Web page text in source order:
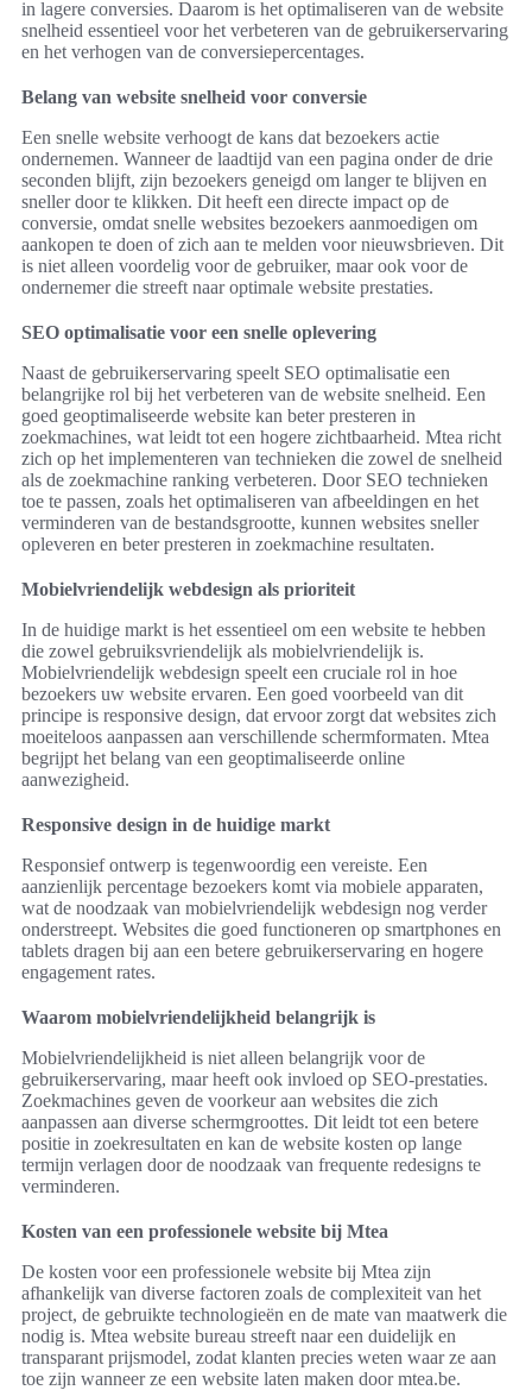
in lagere conversies. Daarom is het optimaliseren van de website
snelheid essentieel voor het verbeteren van de gebruikerservaring
en het verhogen van de conversiepercentages.
Belang van website snelheid voor conversie
Een snelle website verhoogt de kans dat bezoekers actie
ondernemen. Wanneer de laadtijd van een pagina onder de drie
seconden blijft, zijn bezoekers geneigd om langer te blijven en
sneller door te klikken. Dit heeft een directe impact op de
conversie, omdat snelle websites bezoekers aanmoedigen om
aankopen te doen of zich aan te melden voor nieuwsbrieven. Dit
is niet alleen voordelig voor de gebruiker, maar ook voor de
ondernemer die streeft naar optimale website prestaties.
SEO optimalisatie voor een snelle oplevering
Naast de gebruikerservaring speelt SEO optimalisatie een
belangrijke rol bij het verbeteren van de website snelheid. Een
goed geoptimaliseerde website kan beter presteren in
zoekmachines, wat leidt tot een hogere zichtbaarheid. Mtea richt
zich op het implementeren van technieken die zowel de snelheid
als de zoekmachine ranking verbeteren. Door SEO technieken
toe te passen, zoals het optimaliseren van afbeeldingen en het
verminderen van de bestandsgrootte, kunnen websites sneller
opleveren en beter presteren in zoekmachine resultaten.
Mobielvriendelijk webdesign als prioriteit
In de huidige markt is het essentieel om een website te hebben
die zowel gebruiksvriendelijk als mobielvriendelijk is.
Mobielvriendelijk webdesign speelt een cruciale rol in hoe
bezoekers uw website ervaren. Een goed voorbeeld van dit
principe is responsive design, dat ervoor zorgt dat websites zich
moeiteloos aanpassen aan verschillende schermformaten. Mtea
begrijpt het belang van een geoptimaliseerde online
aanwezigheid.
Responsive design in de huidige markt
Responsief ontwerp is tegenwoordig een vereiste. Een
aanzienlijk percentage bezoekers komt via mobiele apparaten,
wat de noodzaak van mobielvriendelijk webdesign nog verder
onderstreept. Websites die goed functioneren op smartphones en
tablets dragen bij aan een betere gebruikerservaring en hogere
engagement rates.
Waarom mobielvriendelijkheid belangrijk is
Mobielvriendelijkheid is niet alleen belangrijk voor de
gebruikerservaring, maar heeft ook invloed op SEO-prestaties.
Zoekmachines geven de voorkeur aan websites die zich
aanpassen aan diverse schermgroottes. Dit leidt tot een betere
positie in zoekresultaten en kan de website kosten op lange
termijn verlagen door de noodzaak van frequente redesigns te
verminderen.
Kosten van een professionele website bij Mtea
De kosten voor een professionele website bij Mtea zijn
afhankelijk van diverse factoren zoals de complexiteit van het
project, de gebruikte technologieën en de mate van maatwerk die
nodig is. Mtea website bureau streeft naar een duidelijk en
transparant prijsmodel, zodat klanten precies weten waar ze aan
toe zijn wanneer ze een website laten maken door mtea.be.